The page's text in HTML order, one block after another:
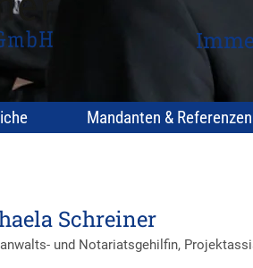
Mandanten & Referenzen
Schreiner
und Notariatsgehilfin,